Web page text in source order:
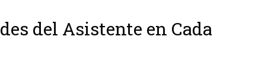
del Asistente en Cada